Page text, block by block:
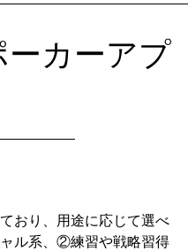
カーアプ
おり、用途に応じて選べ
ル系、②練習や戦略習得